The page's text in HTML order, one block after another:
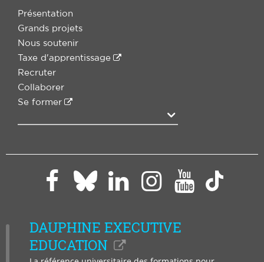
Présentation
Grands projets
Nous soutenir
Taxe d'apprentissage
Recruter
Collaborer
Se former
Agrandir
Paris
Dauphine
Facebook
Paris
Dauphine
sur
Bluesky
Paris
Dauphine
LinkedIn
Paris
Dauphine
Instagram
ParisParis
DAUPHINE EXECUTIVE
EDUCATION